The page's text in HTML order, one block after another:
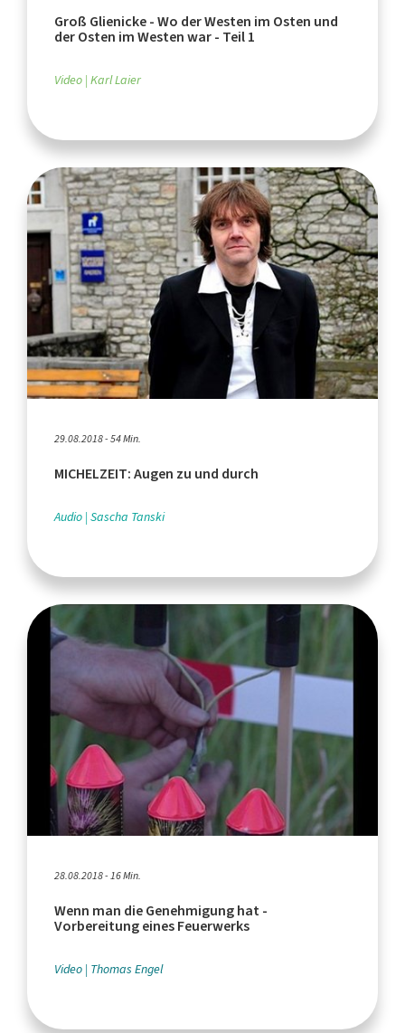
Groß Glienicke - Wo der Westen im Osten und
der Osten im Westen war - Teil 1
Video Karl Laier
29.08.2018 - 54 Min.
MICHELZEIT: Augen zu und durch
Audio Sascha Tanski
28.08.2018 - 16 Min.
Wenn man die Genehmigung hat -
Vorbereitung eines Feuerwerks
Video Thomas Engel